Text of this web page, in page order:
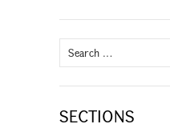
Search
for:
SECTIONS